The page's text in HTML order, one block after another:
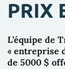
PRIX
L’équipe de
« entreprise
de 5000 $